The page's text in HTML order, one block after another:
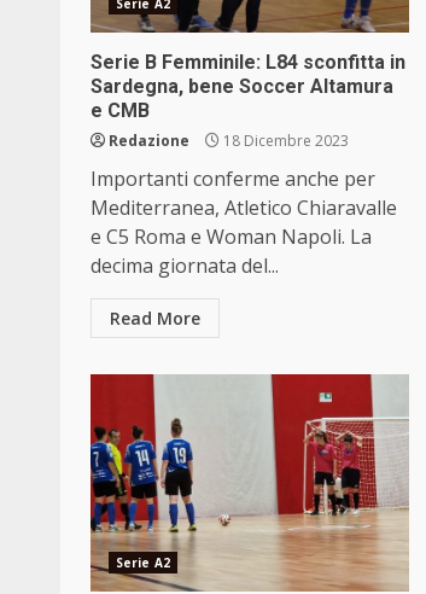
Serie A2
Serie B Femminile: L84 sconfitta in
Sardegna, bene Soccer Altamura
e CMB
Redazione 18 Dicembre 2023
Importanti conferme anche per
Mediterranea, Atletico Chiaravalle
e C5 Roma e Woman Napoli. La
decima giornata del...
Read More
Serie A2